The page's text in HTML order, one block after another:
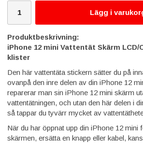
Lägg i
Produktbeskrivning:
iPhone 12 mini Vattentät Skärm LCD/
klister
Den här vattentäta stickern sätter du på
ovanpå den inre delen av din iPhone 12
reparerar man sin iPhone 12 mini skärm
vattentätningen, och utan den här delen i
så tappar du tyvärr mycket av
När du har öppnat upp din iPhone 12 mini
skärmen, ersätta en knapp eller kabel,